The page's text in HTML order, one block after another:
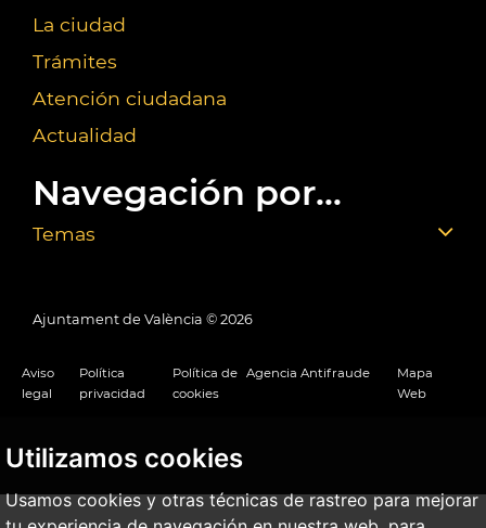
Utilizamos cookies
Usamos cookies y otras técnicas de rastreo para mejorar
La ciudad
Trámites
Atención ciudadana
Actualidad
Navegación por...
Temas
Ajuntament de València © 2026
Aviso
legal
Política
privacidad
Política de
cookies
Agencia Antifraude
Mapa
Web